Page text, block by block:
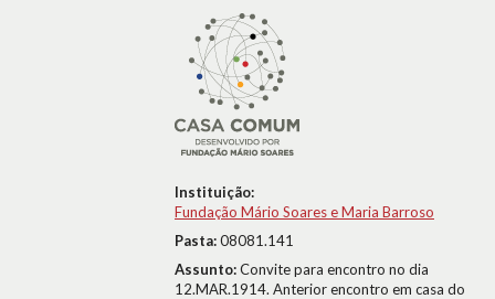
Instituição:
Fundação Mário Soares e Maria Barroso
Pasta:08081.141
Assunto:Convite para encontro no dia
12.MAR.1914. Anterior encontro em casa do